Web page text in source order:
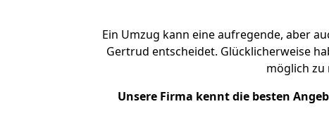
Ein Umzug kann eine aufregende, aber
Gertrud entscheidet. Glücklicherweise
möglich zu
Unsere Firma kennt die besten